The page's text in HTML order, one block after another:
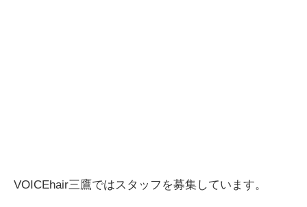
VOICEhair三鷹ではスタッフを募集しています。